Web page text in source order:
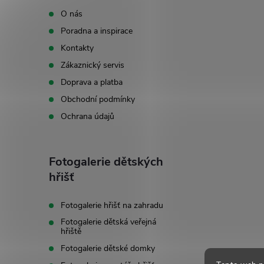
O nás
Poradna a inspirace
Kontakty
Zákaznický servis
Doprava a platba
Obchodní podmínky
Ochrana údajů
Fotogalerie dětských
hřišť
Fotogalerie hřišť na zahradu
Fotogalerie dětská veřejná
hřiště
Fotogalerie dětské domky